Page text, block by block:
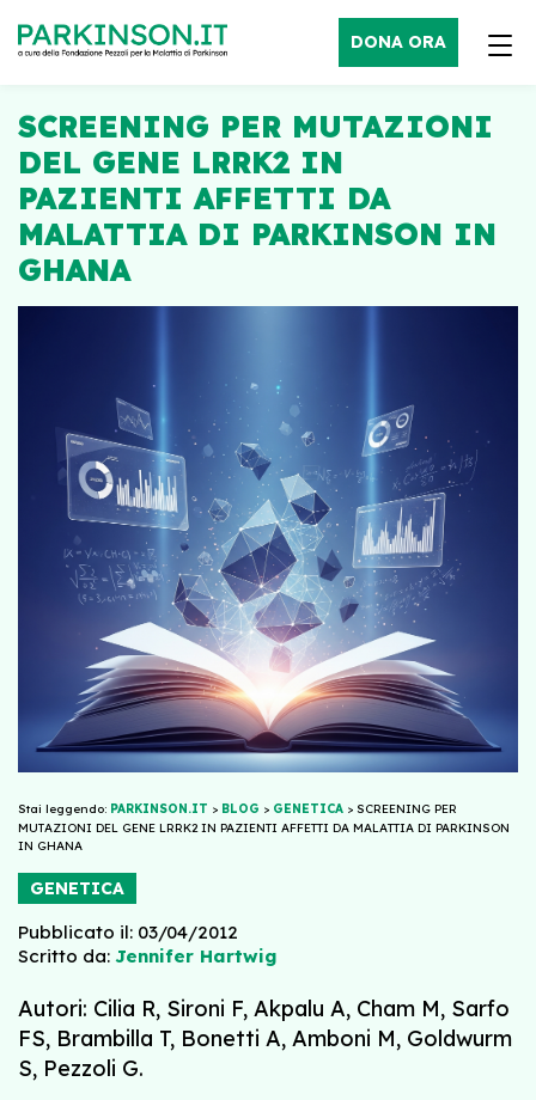
DONA ORA
SCREENING PER MUTAZIONI
DEL GENE LRRK2 IN
PAZIENTI AFFETTI DA
MALATTIA DI PARKINSON IN
GHANA
Stai leggendo: PARKINSON.IT > BLOG > GENETICA > SCREENING PER
MUTAZIONI DEL GENE LRRK2 IN PAZIENTI AFFETTI DA MALATTIA DI PARKINSON
IN GHANA
GENETICA
Pubblicato il: 03/04/2012
Scritto da: Jennifer Hartwig
Autori: Cilia R, Sironi F, Akpalu A, Cham M, Sarfo
FS, Brambilla T, Bonetti A, Amboni M, Goldwurm
S, Pezzoli G.